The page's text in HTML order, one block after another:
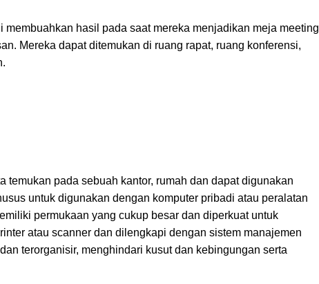
hasil pada saat mereka menjadikan meja meeting
Mereka dapat ditemukan di ruang rapat, ruang konferensi,
pada sebuah kantor, rumah dan dapat digunakan
untuk digunakan dengan komputer pribadi atau peralatan
permukaan yang cukup besar dan diperkuat untuk
atau scanner dan dilengkapi dengan sistem manajemen
terorganisir, menghindari kusut dan kebingungan serta